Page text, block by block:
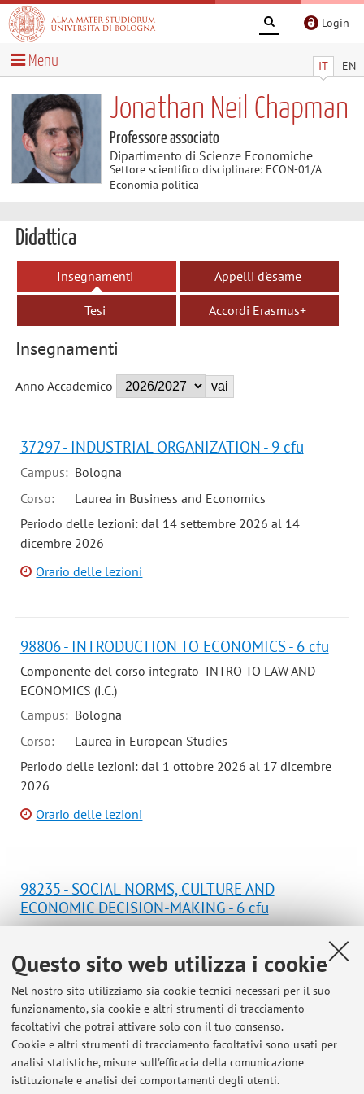
Questo sito web utilizza i cookie
Nel nostro sito utilizziamo sia cookie tecnici necessari per il suo
funzionamento, sia cookie e altri strumenti di tracciamento
facoltativi che potrai attivare solo con il tuo consenso.
Cookie e altri strumenti di tracciamento facoltativi sono usati per
analisi statistiche, misure sull'efficacia della comunicazione
istituzionale e analisi dei comportamenti degli utenti.
Login
IT EN
Menu
Jonathan Neil Chapman
Professore associato
Dipartimento di Scienze Economiche
Settore scientifico disciplinare: ECON-01/A
Economia politica
Didattica
Insegnamenti Appelli d'esame
Tesi Accordi Erasmus+
Insegnamenti
Anno Accademico
37297 - INDUSTRIAL ORGANIZATION - 9 cfu
Campus: Bologna
Corso:
Laurea in Business and Economics
Periodo delle lezioni: dal 14 settembre 2026 al 14
dicembre 2026
Orario delle lezioni
98806 - INTRODUCTION TO ECONOMICS - 6 cfu
Componente del corso integrato INTRO TO LAW AND
ECONOMICS (I.C.)
Campus: Bologna
Corso:
Laurea in European Studies
Periodo delle lezioni: dal 1 ottobre 2026 al 17 dicembre
2026
Orario delle lezioni
98235 - SOCIAL NORMS, CULTURE AND
ECONOMIC DECISION-MAKING - 6 cfu
Corso:
Laurea in Economia, mercati e istituzioni
Sciences
Periodo delle lezioni: dal 10 novembre 2026 al 15
dicembre 2026
Orario delle lezioni